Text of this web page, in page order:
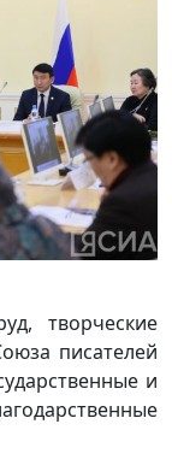
творческие
писателей
и